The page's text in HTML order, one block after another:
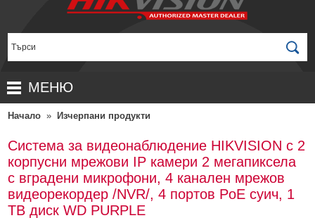
МЕНЮ
НАЧАЛО
ПРОДУКТИ
ПРОМОЦИИ
НОВИ ПРОДУКТИ
КОМПЛЕКТИ ЗА ВИДЕОНАБЛЮДЕНИЕ
ЗА ДИСТРИБУТОРИ
ГАРАНЦИОННИ УСЛОВИЯ
ДОСТАВКИ
Начало » Изчерпани продукти
Система за видеонаблюдение HIKVISION с 2
корпусни мрежови IP камери 2 мегапиксела
с вградени микрофони, 4 канален мрежов
видеорекордер /NVR/, 4 портов PoE суич, 1
TB диск WD PURPLE